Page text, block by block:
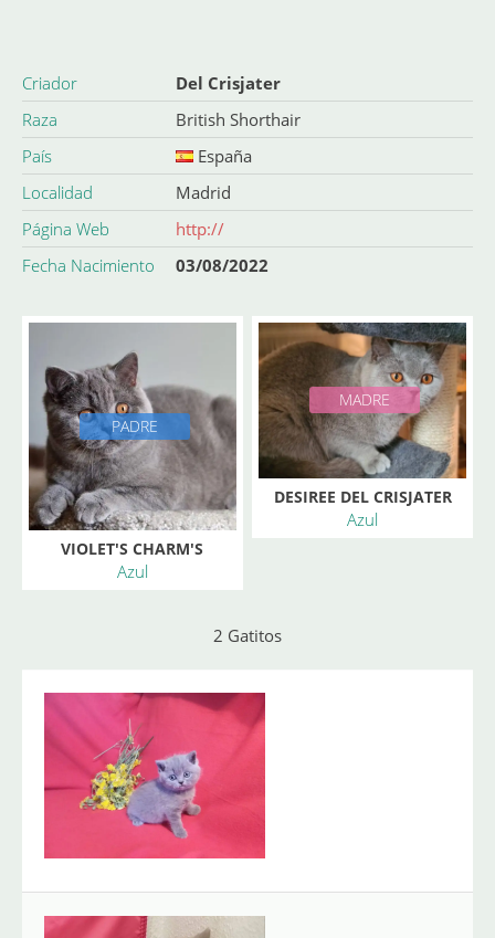
Criador
Del Crisjater
Raza
British Shorthair
País
España
Localidad
Madrid
Página Web
http://
Fecha Nacimiento
03/08/2022
PADRE
VIOLET'S CHARM'S
WISTON CH.
Azul
MADRE
DESIREE DEL CRISJATER
CH.
Azul
2 Gatitos